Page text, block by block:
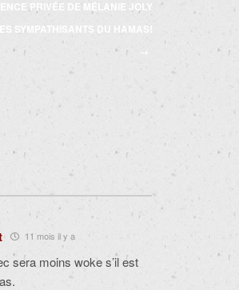
PRIVÉE DE MÉLANIE JOLY
SYMPATHISANTS DU HAMAS!
→
11 mois il y a
sera moins woke s’il est